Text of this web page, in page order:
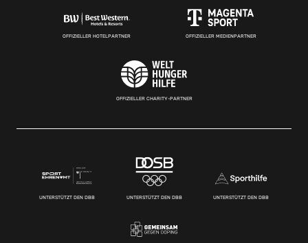
OFFIZIELLER HOTELPARTNER OFFIZIELLER MEDIENPARTNER
OFFIZIELLER CHARITY-PARTNER
UNTERSTÜTZT DEN DBB UNTERSTÜTZT DEN DBB UNTERSTÜTZT DEN DBB